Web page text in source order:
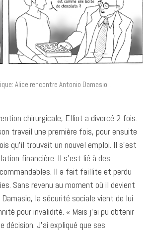
Alice rencontre Antonio Damasio…
chirurgicale, Elliot a divorcé 2 fois.
travail une première fois, pour ensuite
qu’il trouvait un nouvel emploi. Il s’est
financière. Il s’est lié à des
Il a fait faillite et perdu
Sans revenu au moment où il devient
la sécurité sociale vient de lui
pour invalidité. « Mais j’ai pu obtenir
décision. J’ai expliqué que ses